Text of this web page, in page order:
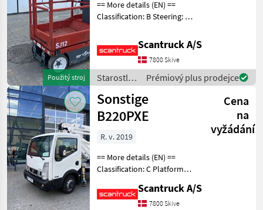
2.0
H.A.B
TR16JD
Leonardo
HD
S15
AUJ
SJ12
SJ12
E
SJ16
SJ16
E
SJ6832
RTE
Použitý stroj
== More details (EN) ==
Classification: B Steering: 2
type: non-marking Wheel
rear type: non-marking
Battery (V): 24V Lifting
speed up/
Scantruck A/S
7800 Skive
Starostlivosť
o stromy /
Sonstige
Prémiový plus prodejce
Sonstige
B220PXE
Cena
na
vyžádání
R. v. 2019
== More details (EN) ==
Classification: C Platform
Vinterdäck Starostlivosť o
stromy Zdvíhací kôš
Scantruck A/S
7800 Skive